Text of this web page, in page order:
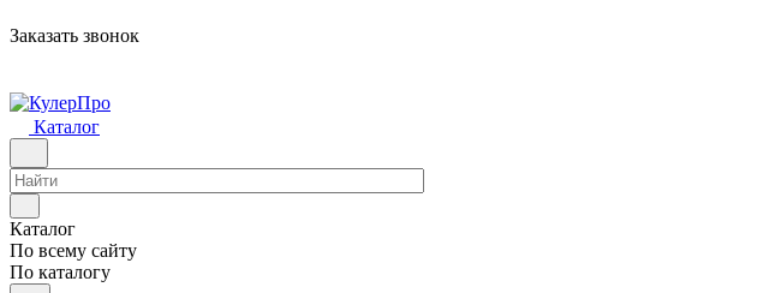
Заказать звонок
Каталог
Каталог
По всему сайту
По каталогу